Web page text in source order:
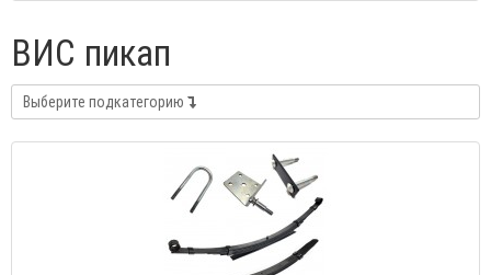
ВИС пикап
Выберите подкатегорию